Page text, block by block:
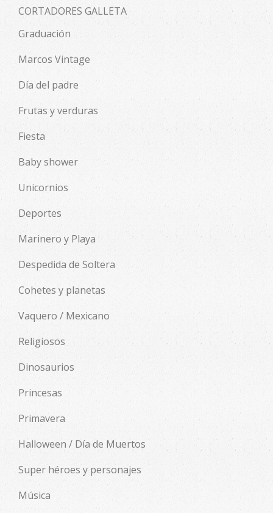
CORTADORES GALLETA
Graduación
Marcos Vintage
Día del padre
Frutas y verduras
Fiesta
Baby shower
Unicornios
Deportes
Marinero y Playa
Despedida de Soltera
Cohetes y planetas
Vaquero / Mexicano
Religiosos
Dinosaurios
Princesas
Primavera
Halloween / Día de Muertos
Super héroes y personajes
Música